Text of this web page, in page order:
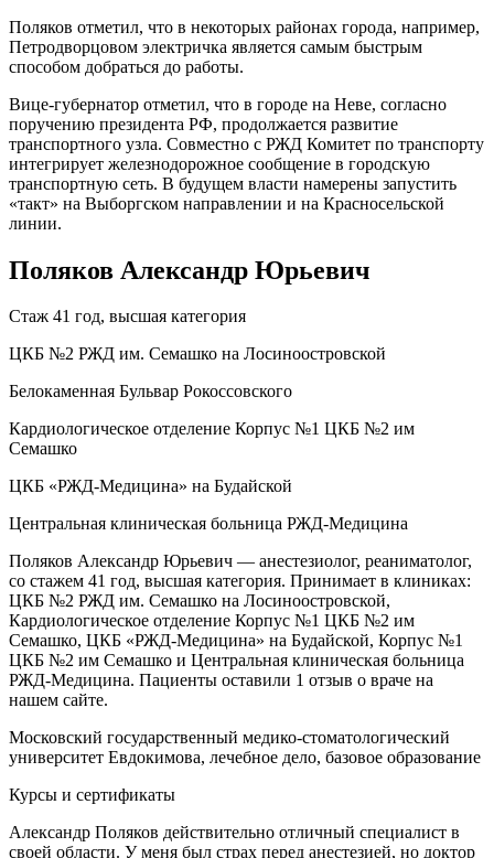
Поляков отметил, что в некоторых районах города, например,
Петродворцовом электричка является самым быстрым
способом добраться до работы.
Вице-губернатор отметил, что в городе на Неве, согласно
поручению президента РФ, продолжается развитие
транспортного узла. Совместно с РЖД Комитет по транспорту
интегрирует железнодорожное сообщение в городскую
транспортную сеть. В будущем власти намерены запустить
«такт» на Выборгском направлении и на Красносельской
линии.
Поляков Александр Юрьевич
Стаж 41 год, высшая категория
ЦКБ №2 РЖД им. Семашко на Лосиноостровской
Белокаменная Бульвар Рокоссовского
Кардиологическое отделение Корпус №1 ЦКБ №2 им
Семашко
ЦКБ «РЖД-Медицина» на Будайской
Центральная клиническая больница РЖД-Медицина
Поляков Александр Юрьевич — анестезиолог, реаниматолог,
со стажем 41 год, высшая категория. Принимает в клиниках:
ЦКБ №2 РЖД им. Семашко на Лосиноостровской,
Кардиологическое отделение Корпус №1 ЦКБ №2 им
Семашко, ЦКБ «РЖД-Медицина» на Будайской, Корпус №1
ЦКБ №2 им Семашко и Центральная клиническая больница
РЖД-Медицина. Пациенты оставили 1 отзыв о враче на
нашем сайте.
Московский государственный медико-стоматологический
университет Евдокимова, лечебное дело, базовое образование
Курсы и сертификаты
Александр Поляков действительно отличный специалист в
своей области. У меня был страх перед анестезией, но доктор